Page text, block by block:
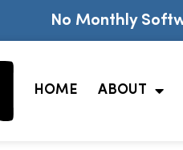
No Monthly
HOME ABOUT